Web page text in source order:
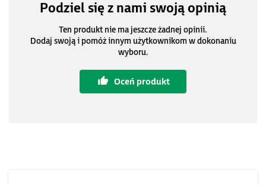
Podziel się z nami swoją opinią
Ten produkt nie ma jeszcze żadnej opinii.
Dodaj swoją i pomóż innym użytkownikom w dokonaniu
wyboru.
Oceń produkt